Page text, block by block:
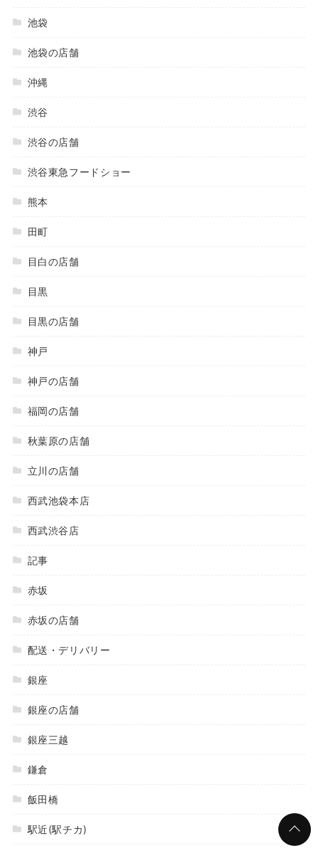
池袋
池袋の店舗
沖縄
渋谷
渋谷の店舗
渋谷東急フードショー
熊本
田町
目白の店舗
目黒
目黒の店舗
神戸
神戸の店舗
福岡の店舗
秋葉原の店舗
立川の店舗
西武池袋本店
西武渋谷店
記事
赤坂
赤坂の店舗
配送・デリバリー
銀座
銀座の店舗
銀座三越
鎌倉
飯田橋
駅近(駅チカ)